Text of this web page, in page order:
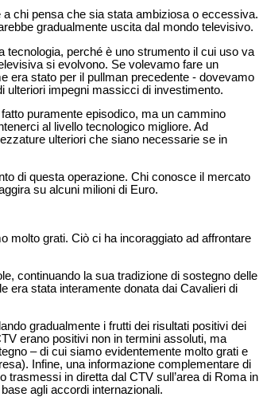
chi pensa che sia stata ambiziosa o eccessiva.
gradualmente uscita dal mondo televisivo.
tecnologia, perché è uno strumento il cui uso va
si evolvono. Se volevamo fare un
era stato per il pullman precedente - dovevamo
ulteriori impegni massicci di investimento.
puramente episodico, ma un cammino
al livello tecnologico migliore. Ad
ulteriori che siano necessarie se in
di questa operazione. Chi conosce il mercato
su alcuni milioni di Euro.
molto grati. Ciò ci ha incoraggiato ad affrontare
continuando la sua tradizione di sostegno delle
era stata interamente donata dai Cavalieri di
gradualmente i frutti dei risultati positivi dei
erano positivi non in termini assoluti, ma
– di cui siamo evidentemente molto grati e
Infine, una informazione complementare di
in diretta dal CTV sull’area di Roma in
agli accordi internazionali.